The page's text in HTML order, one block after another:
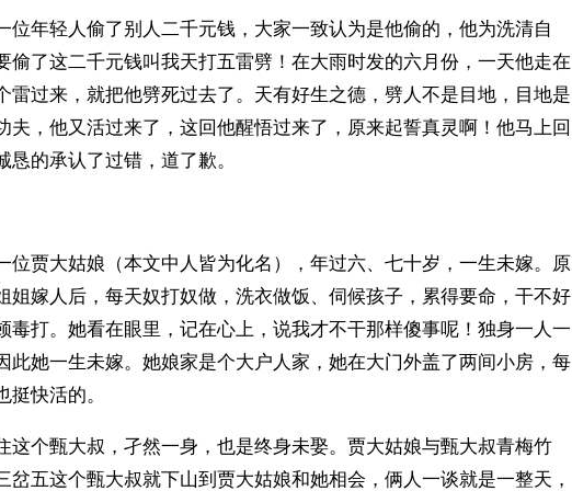
位年轻人偷了别人二千元钱，大家一致认为是他偷的，他为洗清自
偷了这二千元钱叫我天打五雷劈！在大雨时发的六月份，一天他走在
雷过来，就把他劈死过去了。天有好生之德，劈人不是目地，目地是
夫，他又活过来了，这回他醒悟过来了，原来起誓真灵啊！他马上回
的承认了过错，道了歉。
位贾大姑娘（本文中人皆为化名），年过六、七十岁，一生未嫁。原
姐嫁人后，每天奴打奴做，洗衣做饭、伺候孩子，累得要命，干不好
毒打。她看在眼里，记在心上，说我才不干那样傻事呢！独身一人一
此她一生未嫁。她娘家是个大户人家，她在大门外盖了两间小房，每
挺快活的。
这个甄大叔，孑然一身，也是终身未娶。贾大姑娘与甄大叔青梅竹
岔五这个甄大叔就下山到贾大姑娘和她相会，俩人一谈就是一整天，